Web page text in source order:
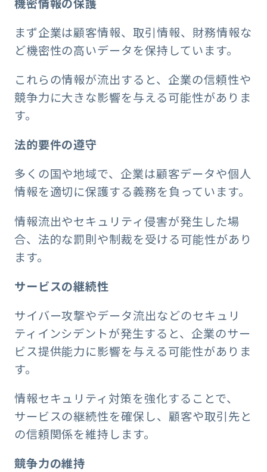
まず企業は顧客情報、取引情報、財務情報な
ど機密性の高いデータを保持しています。
これらの情報が流出すると、企業の信頼性や
競争力に大きな影響を与える可能性がありま
す。
法的要件の遵守
多くの国や地域で、企業は顧客データや個人
情報を適切に保護する義務を負っています。
情報流出やセキュリティ侵害が発生した場
合、法的な罰則や制裁を受ける可能性があり
ます。
サービスの継続性
サイバー攻撃やデータ流出などのセキュリ
ティインシデントが発生すると、企業のサー
ビス提供能力に影響を与える可能性がありま
す。
情報セキュリティ対策を強化することで、
サービスの継続性を確保し、顧客や取引先と
の信頼関係を維持します。
競争力の維持